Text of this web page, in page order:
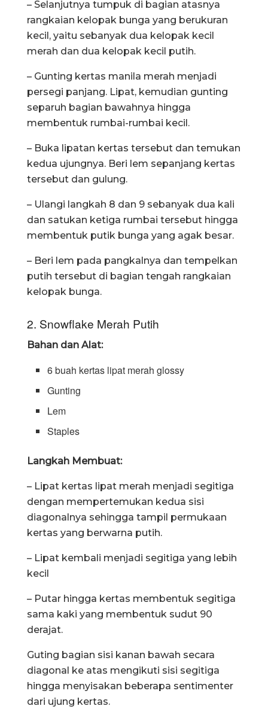
– Selanjutnya tumpuk di bagian atasnya
rangkaian kelopak bunga yang berukuran
kecil, yaitu sebanyak dua kelopak kecil
merah dan dua kelopak kecil putih.
– Gunting kertas manila merah menjadi
persegi panjang. Lipat, kemudian gunting
separuh bagian bawahnya hingga
membentuk rumbai-rumbai kecil.
– Buka lipatan kertas tersebut dan temukan
kedua ujungnya. Beri lem sepanjang kertas
tersebut dan gulung.
– Ulangi langkah 8 dan 9 sebanyak dua kali
dan satukan ketiga rumbai tersebut hingga
membentuk putik bunga yang agak besar.
– Beri lem pada pangkalnya dan tempelkan
putih tersebut di bagian tengah rangkaian
kelopak bunga.
2. Snowflake Merah Putih
Bahan dan Alat:
6 buah kertas lipat merah glossy
Gunting
Lem
Staples
Langkah Membuat:
– Lipat kertas lipat merah menjadi segitiga
dengan mempertemukan kedua sisi
diagonalnya sehingga tampil permukaan
kertas yang berwarna putih.
– Lipat kembali menjadi segitiga yang lebih
kecil
– Putar hingga kertas membentuk segitiga
sama kaki yang membentuk sudut 90
derajat.
Guting bagian sisi kanan bawah secara
diagonal ke atas mengikuti sisi segitiga
hingga menyisakan beberapa sentimenter
dari ujung kertas.